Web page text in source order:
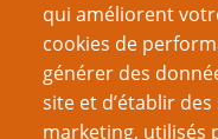
qui améliorent
cookies de
générer des
site et d’établir
marketing, utilisés
Créer un nouveau
Réinitialiser votre